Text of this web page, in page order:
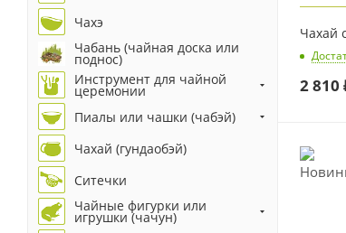
Чахай
2 810
Чахэ
Чабань (чайная доска или
поднос)
Инструмент для чайной
церемонии
Пиалы или чашки (чабэй)
Чахай (гундаобэй)
Ситечки
Чайные фигурки или
игрушки (чачун)